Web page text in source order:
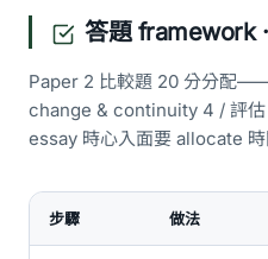
答題 framework
Paper 2 比較題 20 分分配
change & continuity 4 / 評
essay 時心入面要 allocate 時
步驟 做法